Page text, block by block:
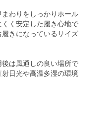
わりをしっかりホール
くく安定した履き心地で
きになっているサイズ
は風通しの良い場所で
日光や高温多湿の環境